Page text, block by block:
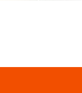
останется лишь